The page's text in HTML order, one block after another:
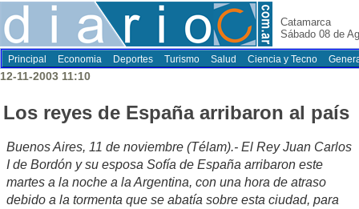
Catamarca
Sábado 08 de
Principal Economia Deportes Turismo Salud Ciencia y Tecno
12-11-2003 11:10
Los reyes de España arribaron al país
Buenos Aires, 11 de noviembre (Télam).- El Rey Juan Carlos
I de Bordón y su esposa Sofía de España arribaron este
martes a la noche a la Argentina, con una hora de atraso
debido a la tormenta que se abatía sobre esta ciudad, para